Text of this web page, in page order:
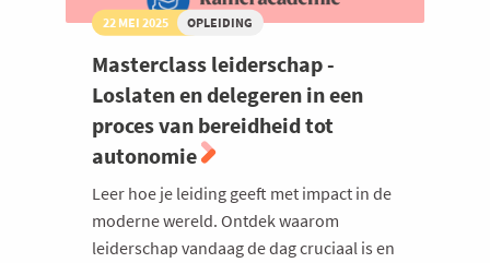
22 MEI 2025 OPLEIDING
Masterclass leiderschap -
Loslaten en delegeren in een
proces van bereidheid tot
autonomie
Leer hoe je leiding geeft met impact in de
moderne wereld. Ontdek waarom
leiderschap vandaag de dag cruciaal is en